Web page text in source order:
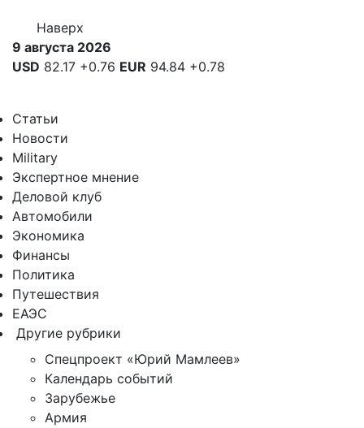
Наверх
9 августа 2026
USD 82.17 +0.76 EUR 94.84 +0.78
Статьи
Новости
Military
Экспертное мнение
Деловой клуб
Автомобили
Экономика
Финансы
Политика
Путешествия
ЕАЭС
Другие рубрики
Спецпроект «Юрий Мамлеев»
Календарь событий
Зарубежье
Армия